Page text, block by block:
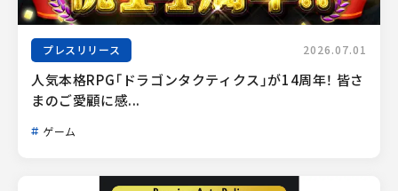
プレスリリース 2026.07.01
人気本格RPG「ドラゴンタクティクス」が14周年！ 皆さ
まのご愛顧に感...
ゲーム